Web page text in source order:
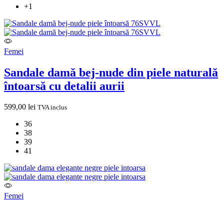
+1
Femei
Sandale damă bej-nude din piele naturală
întoarsă cu detalii aurii
599,00 lei TVA inclus
36
38
39
41
Femei